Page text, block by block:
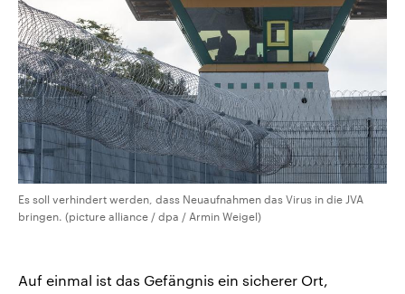
Es soll verhindert werden, dass Neuaufnahmen das Virus in die JVA
bringen. (picture alliance / dpa / Armin Weigel)
Auf einmal ist das Gefängnis ein sicherer Ort,